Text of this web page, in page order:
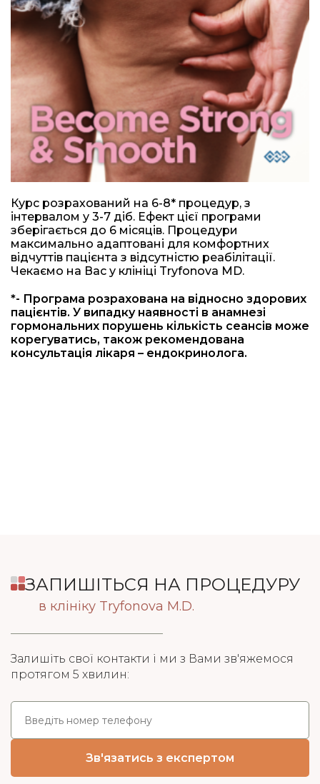
Курс розрахований на 6-8* процедур, з
інтервалом у 3-7 діб. Ефект цієї програми
зберігається до 6 місяців. Процедури
максимально адаптовані для комфортних
відчуттів пацієнта з відсутністю реабілітації.
Чекаємо на Вас у клініці Tryfonova MD.
*- Програма розрахована на відносно здорових
пацієнтів. У випадку наявності в анамнезі
гормональних порушень кількість сеансів може
корегуватись, також рекомендована
консультація лікаря – ендокринолога.
ЗАПИШІТЬСЯ НА ПРОЦЕДУРУ
в клініку Tryfonova M.D.
Залишіть свої контакти і ми з Вами зв'яжемося
протягом 5 хвилин: